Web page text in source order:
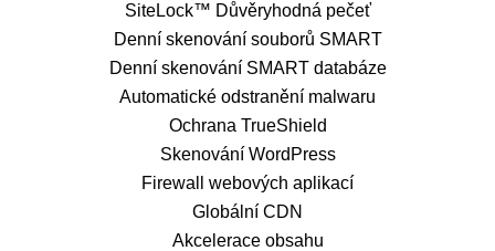
SiteLock™ Důvěryhodná pečeť
Denní skenování souborů SMART
Denní skenování SMART databáze
Automatické odstranění malwaru
Ochrana TrueShield
Skenování WordPress
Firewall webových aplikací
Globální CDN
Akcelerace obsahu